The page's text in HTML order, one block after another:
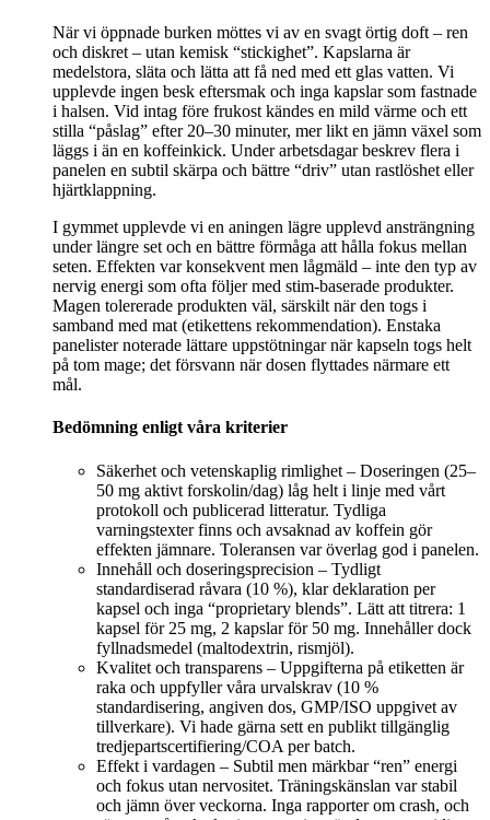
När vi öppnade burken möttes vi av en svagt örtig doft – ren
och diskret – utan kemisk “stickighet”. Kapslarna är
medelstora, släta och lätta att få ned med ett glas vatten. Vi
upplevde ingen besk eftersmak och inga kapslar som fastnade
i halsen. Vid intag före frukost kändes en mild värme och ett
stilla “påslag” efter 20–30 minuter, mer likt en jämn växel som
läggs i än en koffeinkick. Under arbetsdagar beskrev flera i
panelen en subtil skärpa och bättre “driv” utan rastlöshet eller
hjärtklappning.
I gymmet upplevde vi en aningen lägre upplevd ansträngning
under längre set och en bättre förmåga att hålla fokus mellan
seten. Effekten var konsekvent men lågmäld – inte den typ av
nervig energi som ofta följer med stim‑baserade produkter.
Magen tolererade produkten väl, särskilt när den togs i
samband med mat (etikettens rekommendation). Enstaka
panelister noterade lättare uppstötningar när kapseln togs helt
på tom mage; det försvann när dosen flyttades närmare ett
mål.
Bedömning enligt våra kriterier
Säkerhet och vetenskaplig rimlighet – Doseringen (25–
50 mg aktivt forskolin/dag) låg helt i linje med vårt
protokoll och publicerad litteratur. Tydliga
varningstexter finns och avsaknad av koffein gör
effekten jämnare. Toleransen var överlag god i panelen.
Innehåll och doseringsprecision – Tydligt
standardiserad råvara (10 %), klar deklaration per
kapsel och inga “proprietary blends”. Lätt att titrera: 1
kapsel för 25 mg, 2 kapslar för 50 mg. Innehåller dock
fyllnadsmedel (maltodextrin, rismjöl).
Kvalitet och transparens – Uppgifterna på etiketten är
raka och uppfyller våra urvalskrav (10 %
standardisering, angiven dos, GMP/ISO uppgivet av
tillverkare). Vi hade gärna sett en publikt tillgänglig
tredjepartscertifiering/COA per batch.
Effekt i vardagen – Subtil men märkbar “ren” energi
och fokus utan nervositet. Träningskänslan var stabil
och jämn över veckorna. Inga rapporter om crash, och